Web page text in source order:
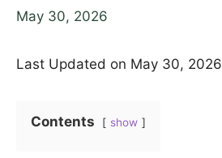
May 30, 2026
Last Updated on May 30, 2026
Contents show